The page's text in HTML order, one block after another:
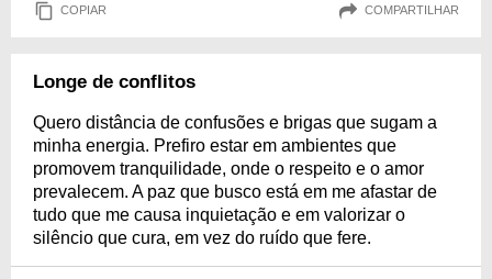
COPIAR COMPARTILHAR
Longe de conflitos
Quero distância de confusões e brigas que sugam a
minha energia. Prefiro estar em ambientes que
promovem tranquilidade, onde o respeito e o amor
prevalecem. A paz que busco está em me afastar de
tudo que me causa inquietação e em valorizar o
silêncio que cura, em vez do ruído que fere.